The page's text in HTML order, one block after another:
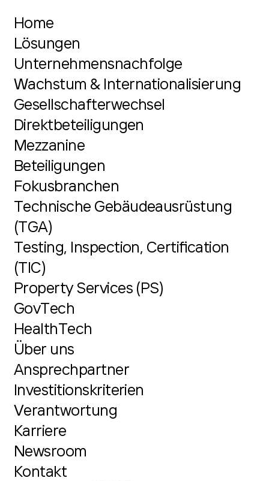
Home
Lösungen
Unternehmensnachfolge
Wachstum & Internationalisierung
Gesellschafterwechsel
Direktbeteiligungen
Mezzanine
Beteiligungen
Fokusbranchen
Technische Gebäudeausrüstung
(TGA)
Testing, Inspection, Certification
(TIC)
Property Services (PS)
GovTech
HealthTech
Über uns
Ansprechpartner
Investitionskriterien
Verantwortung
Karriere
Newsroom
Kontakt